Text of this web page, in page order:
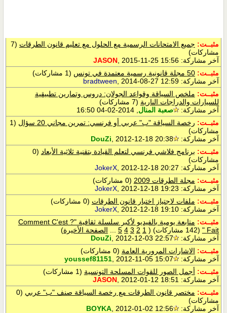
مثبــت: جميع الامتحانات الرسمية مع الحلول مع تعليم قانون الطرقات
(7
مشاركات)
آخر مشاركة:
JASON, 2015-11-25 15:56
مثبــت: 50 مجلة قانونية رسمية معتمدة في تونس
(1 مشاركات)
آخر مشاركة:
bradtween , 2014-08-27 12:59
مثبــت: ملخص السياقة وقواعد الجولان: دروس وتمارين تطبيقية
للسيارات والدراجات النارية (7 مشاركات)
آخر مشاركة:
صعبة المنال , 2014-02-04 16:50
مثبــت: رخصة السياقة "ب" عربي أو فرنسي: تمرين مجاني 20 سؤال
(1
مشاركات)
آخر مشاركة:
DouZi , 2012-12-18 20:38
مثبــت: برنامج فلاشي فرنسي لتعلم القيادة بتقنية ثلاثية الأبعاد
(0
مشاركات)
آخر مشاركة:
JokerX, 2012-12-18 20:27
مثبــت: مجلة الطرقات 2009
(0 مشاركات)
آخر مشاركة:
JokerX, 2012-12-18 19:23
مثبــت: ملفات لاجتياز اختبار قانون الطرقات (0 مشاركات)
آخر مشاركة:
JokerX, 2012-12-18 19:10
مثبــت:
متابعة يومية بالفيديو لأكبر سلسلة ثقافية "? Comment C'est
Fait "
(142 مشاركات) (
1
2
3
4
5 الصفحة الأخيرة)
آخر مشاركة:
DouZi , 2012-12-03 22:57
مثبــت: الاشارات المرورية العامة (0 مشاركات)
آخر مشاركة:
youssef81151, 2012-11-05 15:07
مثبــت: أجمل الصور للقوات المسلحة التونسية (1 مشاركات)
آخر مشاركة:
JASON, 2012-01-12 18:51
مثبــت: مختصر قانون الطرقات مع رخصة السياقة صنف "ب" عربي
(0
مشاركات)
آخر مشاركة:
BOYKA, 2012-01-02 12:56